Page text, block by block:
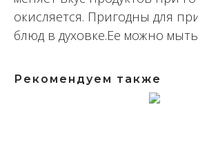
окисляется. Пригодны для
блюд в духовке.Ее можно
Рекомендуем также